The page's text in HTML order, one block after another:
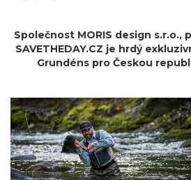
Společnost MORIS design s.r.o.,
SAVETHEDAY.CZ je hrdý
Grundéns pro Českou